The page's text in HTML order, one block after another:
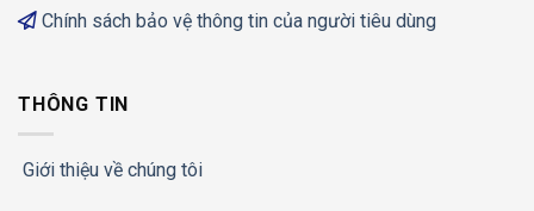
Chính sách bảo vệ thông tin của người tiêu dùng
THÔNG TIN
Giới thiệu về chúng tôi